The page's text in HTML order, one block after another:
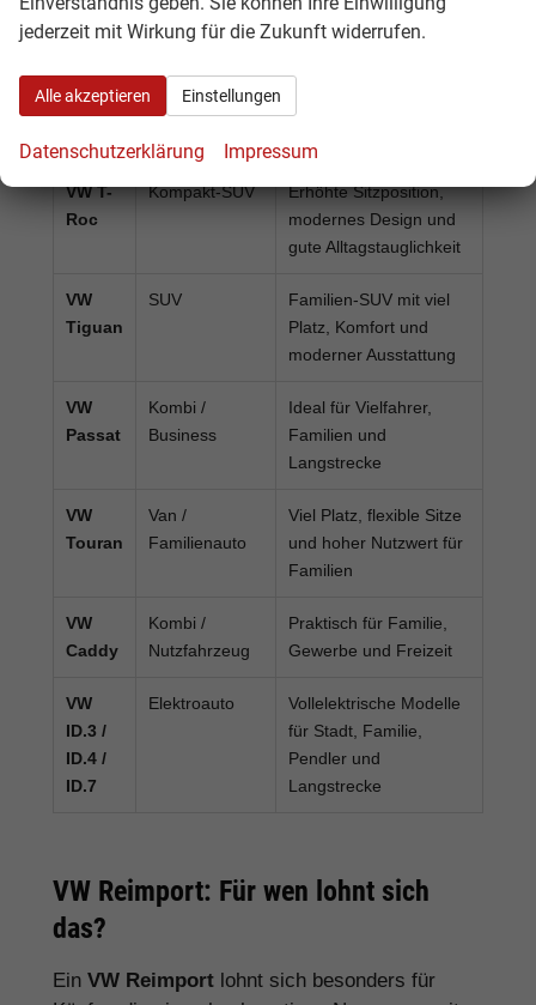
Alltagsauto,
Pendlerfahrzeug und
VW T-
Roc
Kompakt-SUV
Erhöhte Sitzposition,
modernes Design und
gute Alltagstauglichkeit
VW
Tiguan
SUV
Familien-SUV mit viel
Platz, Komfort und
moderner Ausstattung
VW
Passat
Kombi /
Business
Ideal für Vielfahrer,
Familien und
Langstrecke
VW
Touran
Van /
Familienauto
Viel Platz, flexible Sitze
und hoher Nutzwert für
Familien
VW
Caddy
Kombi /
Nutzfahrzeug
Praktisch für Familie,
Gewerbe und Freizeit
VW
ID.3 /
ID.4 /
ID.7
Elektroauto
Vollelektrische Modelle
für Stadt, Familie,
Pendler und
Langstrecke
VW Reimport: Für wen lohnt sich
das?
Ein VW Reimport lohnt sich besonders für
jederzeit mit Wirkung für die Zukunft widerrufen.
Alle akzeptieren Einstellungen
Datenschutzerklärung Impressum